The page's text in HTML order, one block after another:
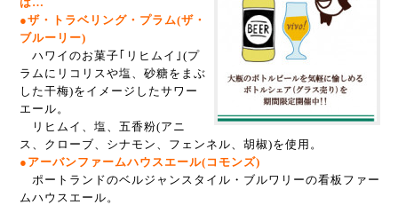
●ザ・トラベリング・プラム(ザ・
ブルーリー)
ハワイのお菓子｢リヒムイ｣(プ
ラムにリコリスや塩、砂糖をまぶ
した干梅)をイメージしたサワー
エール。
リヒムイ、塩、五香粉(アニ
ス、クローブ、シナモン、フェンネル、胡椒)を使用。
●アーバンファームハウスエール(コモンズ)
ポートランドのベルジャンスタイル・ブルワリーの看板ファー
ムハウスエール。